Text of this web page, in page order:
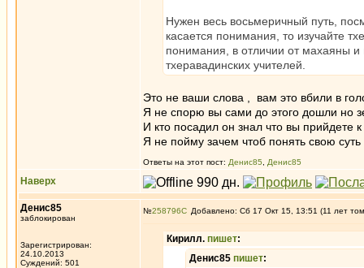
Нужен весь восьмеричный путь,
касается понимания, то изучайте
понимания, в отличии от махаяны и
тхеравадинских учителей.
Это не ваши слова , вам это вбили в
Я не спорю вы сами до этого дошли но
И кто посадил он знал что вы прийдете
Я не пойму зачем чтоб понять свою
Ответы на этот пост: Денис85 Денис85
Наверх
Денис85
заблокирован
Зарегистрирован:
24.10.2013
Суждений: 501
№258796 Добавлено: Сб 17 Окт 15, 13:51 (11 лет
Кирилл. пишет:
Денис85 пишет: